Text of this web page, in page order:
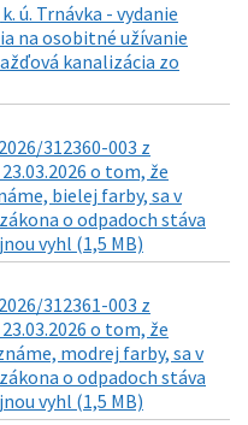
ú. Trnávka - vydanie
na osobitné užívanie
kanalizácia zo
312360-003 z
o tom, že
bielej farby, sa v
o odpadoch stáva
vyhl (1,5 MB)
312361-003 z
o tom, že
modrej farby, sa v
o odpadoch stáva
vyhl (1,5 MB)